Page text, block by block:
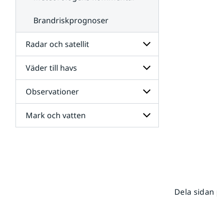
Brandriskprognoser
Radar och satellit
Undersidor
för
Radar
och
satellit
Väder till havs
Undersidor
för
Väder
till
havs
Observationer
Undersidor
för
Mark och vatten
Dela sidan